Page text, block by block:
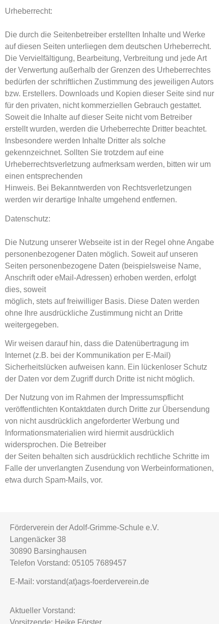
Urheberrecht:
Die durch die Seitenbetreiber erstellten Inhalte und Werke
auf diesen Seiten unterliegen dem deutschen Urheberrecht.
Die Vervielfältigung, Bearbeitung, Verbreitung und jede Art
der Verwertung außerhalb der Grenzen des Urheberrechtes
bedürfen der schriftlichen Zustimmung des jeweiligen Autors
bzw. Erstellers. Downloads und Kopien dieser Seite sind nur
für den privaten, nicht kommerziellen Gebrauch gestattet.
Soweit die Inhalte auf dieser Seite nicht vom Betreiber
erstellt wurden, werden die Urheberrechte Dritter beachtet.
Insbesondere werden Inhalte Dritter als solche
gekennzeichnet. Sollten Sie trotzdem auf eine
Urheberrechtsverletzung aufmerksam werden, bitten wir um
einen entsprechenden
Hinweis. Bei Bekanntwerden von Rechtsverletzungen
werden wir derartige Inhalte umgehend entfernen.
Datenschutz:
Die Nutzung unserer Webseite ist in der Regel ohne Angabe
personenbezogener Daten möglich. Soweit auf unseren
Seiten personenbezogene Daten (beispielsweise Name,
Anschrift oder eMail-Adressen) erhoben werden, erfolgt
dies, soweit
möglich, stets auf freiwilliger Basis. Diese Daten werden
ohne Ihre ausdrückliche Zustimmung nicht an Dritte
weitergegeben.
Wir weisen darauf hin, dass die Datenübertragung im
Internet (z.B. bei der Kommunikation per E-Mail)
Sicherheitslücken aufweisen kann. Ein lückenloser Schutz
der Daten vor dem Zugriff durch Dritte ist nicht möglich.
Der Nutzung von im Rahmen der Impressumspflicht
veröffentlichten Kontaktdaten durch Dritte zur Übersendung
von nicht ausdrücklich angeforderter Werbung und
Informationsmaterialien wird hiermit ausdrücklich
widersprochen. Die Betreiber
der Seiten behalten sich ausdrücklich rechtliche Schritte im
Falle der unverlangten Zusendung von Werbeinformationen,
etwa durch Spam-Mails, vor.
Förderverein der Adolf-Grimme-Schule e.V.
Langenäcker 38
30890 Barsinghausen
Telefon Vorstand: 05105 7689457
E-Mail: vorstand(at)ags-foerderverein.de
Aktueller Vorstand:
Vorsitzende: Heike Förster